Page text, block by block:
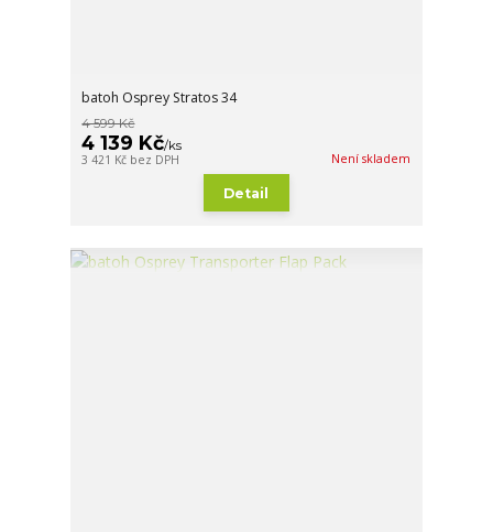
batoh Osprey Stratos 34
4 599 Kč
4 139 Kč/ks
3 421 Kč bez DPH Není skladem
Detail